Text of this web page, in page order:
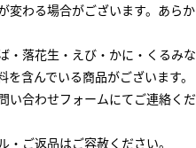
変わる場合がございます。あらか
・落花生・えび・かに・くるみな
含んでいる商品がございます。
い合わせフォームにてご連絡くだ
ご返品はご容赦ください。